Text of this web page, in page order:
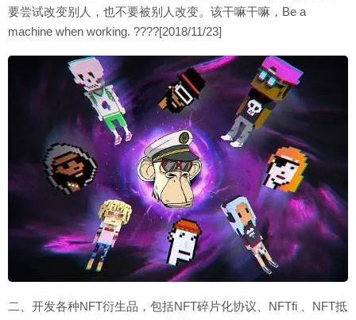
要尝试改变别人，也不要被别人改变。该干嘛干嘛，Be a
machine when working. ????[2018/11/23]
二、开发各种NFT衍生品，包括NFT碎片化协议、NFTfi 、NFT抵